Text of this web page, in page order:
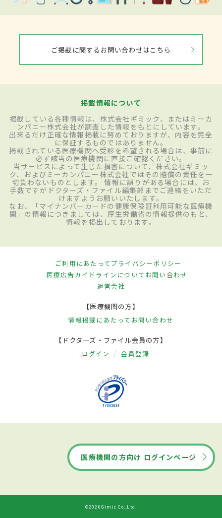
ご掲載に関するお問い合わせはこちら
掲載情報について
掲載している各種情報は、株式会社ギミック、またはミーカ
ンパニー株式会社が調査した情報をもとにしています。
出来るだけ正確な情報掲載に努めておりますが、内容を完全
に保証するものではありません。
掲載されている医療機関へ受診を希望される場合は、事前に
必ず該当の医療機関に直接ご確認ください。
当サービスによって生じた損害について、株式会社ギミッ
ク、およびミーカンパニー株式会社ではその賠償の責任を一
切負わないものとします。 情報に誤りがある場合には、お
手数ですがドクターズ・ファイル編集部までご連絡をいただ
けますようお願いいたします。
なお、「マイナンバーカードの健康保険証利用可能な医療機
関」の情報につきましては、厚生労働省の情報提供のもと、
情報を掲出しております。
ご利用にあたってプライバシーポリシー
医療広告ガイドラインについてお問い合わせ
運営会社
【医療機関の方】
情報掲載にあたって お問い合わせ
【ドクターズ・ファイル会員の方】
ログイン 会員登録
医療機関の方向け ログインページ
©2026Gimic Co.,Ltd.